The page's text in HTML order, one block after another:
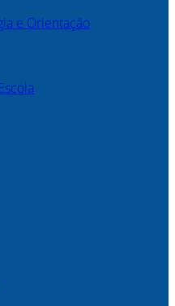
e Orientação